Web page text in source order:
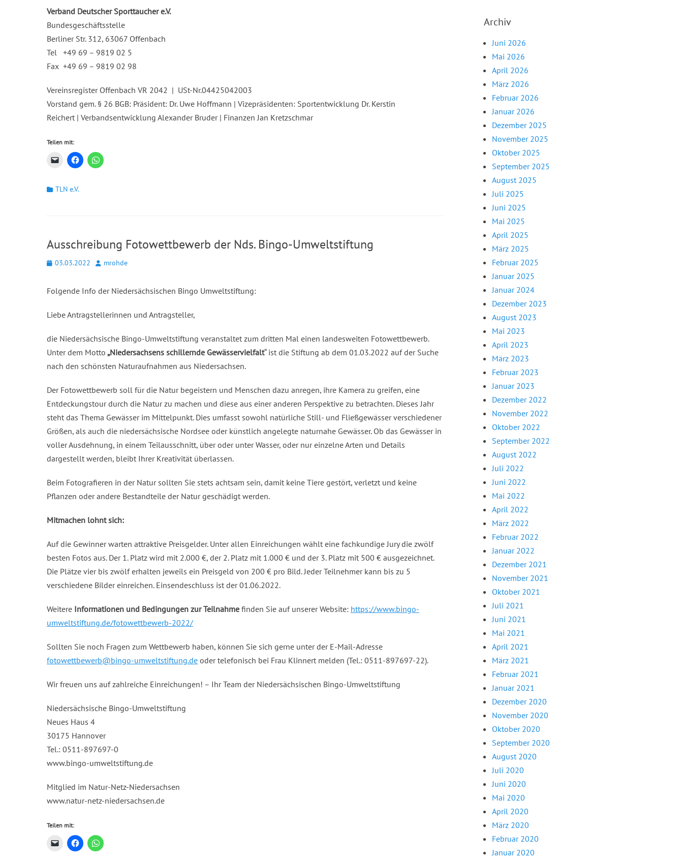
Verband Deutscher Sporttaucher e.V.
Bundesgeschäftsstelle
Berliner Str. 312, 63067 Offenbach
Tel +49 69 – 9819 02 5
Fax +49 69 – 9819 02 98
Vereinsregister Offenbach VR 2042 | USt-Nr.04425042003
Vorstand gem. § 26 BGB: Präsident: Dr. Uwe Hoffmann | Vizepräsidenten: Sportentwicklung Dr. Kerstin
Reichert | Verbandsentwicklung Alexander Bruder | Finanzen Jan Kretzschmar
Teilen mit:
Kategorien
TLN e.V.
Ausschreibung Fotowettbewerb der Nds. Bingo-Umweltstiftung
Posted
03.03.2022 Autormrohde
Folgende Info der Niedersächsischen Bingo Umweltstiftung:
Liebe Antragstellerinnen und Antragsteller,
die Niedersächsische Bingo-Umweltstiftung veranstaltet zum dritten Mal einen landesweiten Fotowettbewerb.
Unter dem Motto „Niedersachsens schillernde Gewässervielfalt“ ist die Stiftung ab dem 01.03.2022 auf der Suche
nach den schönsten Naturaufnahmen aus Niedersachsen.
Der Fotowettbewerb soll für die Natur begeistern und Menschen dazu anregen, ihre Kamera zu greifen, eine
Entdeckungstour durch die Natur zu machen und diese aus einer anderen Perspektive zu betrachten. Dieses Jahr
steht das Thema Gewässer im Mittelpunkt. Dies umfasst sowohl natürliche Still- und Fließgewässer verschiedener
Größen, als auch die niedersächsische Nordsee oder künstlich angelegte naturnahe Gewässer. Ob das Gewässer in
voller Ausdehnung, in einem Teilausschnitt, über oder unter Wasser, oder nur einzelne Arten und Details
dargestellt werden, bleibt Ihrer Kreativität überlassen.
Beim Fotografieren in der Natur sollten Sie stets achtsam sein, damit keine Tiere gestört, verletzt und keine
Pflanzen oder andere Bestandteile der Natur geschädigt werden.
Mitmachen lohnt sich:
Auf die Gewinner warten attraktive Preisgelder. Unter allen Einreichungen wählt eine fachkundige Jury die zwölf
besten Fotos aus. Der 1. Platz wird mit 2.000 €, der 2. Platz mit 1.000 € und der 3. Platz mit 500 € ausgezeichnet.
Die Plätze vier bis zwölf erhalten jeweils ein Preisgeld von 200 € pro Bild. Jeder Teilnehmer kann bis zu 5
verschiedene Bilder einreichen. Einsendeschluss ist der 01.06.2022.
Weitere Informationen und Bedingungen zur Teilnahme finden Sie auf unserer Website: https://www.bingo-
umweltstiftung.de/fotowettbewerb-2022/
Sollten Sie noch Fragen zum Wettbewerb haben, können Sie sich gerne unter der E-Mail-Adresse
fotowettbewerb@bingo-umweltstiftung.de oder telefonisch bei Frau Klinnert melden (Tel.: 0511-897697-22).
Wir freuen uns auf zahlreiche Einreichungen! – Ihr Team der Niedersächsischen Bingo-Umweltstiftung
Niedersächsische Bingo-Umweltstiftung
Neues Haus 4
30175 Hannover
Tel.: 0511-897697-0
www.bingo-umweltstiftung.de
Mitglied im Natur-Netz-Niedersachsen
www.natur-netz-niedersachsen.de
Teilen mit:
Archiv
Juni 2026
Mai 2026
April 2026
März 2026
Februar 2026
Januar 2026
Dezember 2025
November 2025
Oktober 2025
September 2025
August 2025
Juli 2025
Juni 2025
Mai 2025
April 2025
März 2025
Februar 2025
Januar 2025
Januar 2024
Dezember 2023
August 2023
Mai 2023
April 2023
März 2023
Februar 2023
Januar 2023
Dezember 2022
November 2022
Oktober 2022
September 2022
August 2022
Juli 2022
Juni 2022
Mai 2022
April 2022
März 2022
Februar 2022
Januar 2022
Dezember 2021
November 2021
Oktober 2021
Juli 2021
Juni 2021
Mai 2021
April 2021
März 2021
Februar 2021
Januar 2021
Dezember 2020
November 2020
Oktober 2020
September 2020
August 2020
Juli 2020
Juni 2020
Mai 2020
April 2020
März 2020
Februar 2020
Januar 2020